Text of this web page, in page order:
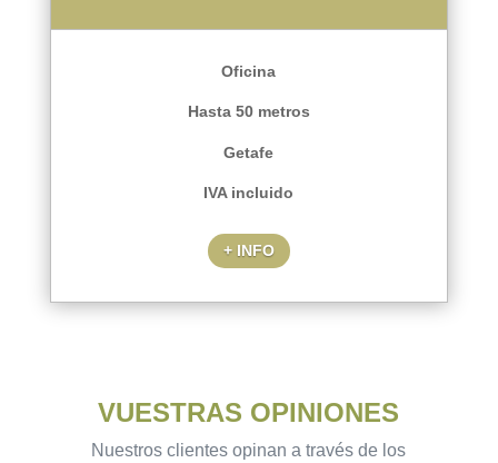
Oficina
Hasta 50 metros
Getafe
IVA incluido
+ INFO
VUESTRAS OPINIONES
Nuestros clientes opinan a través de los